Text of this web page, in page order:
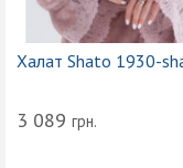
Халат Shato 1930-
3 089 грн.